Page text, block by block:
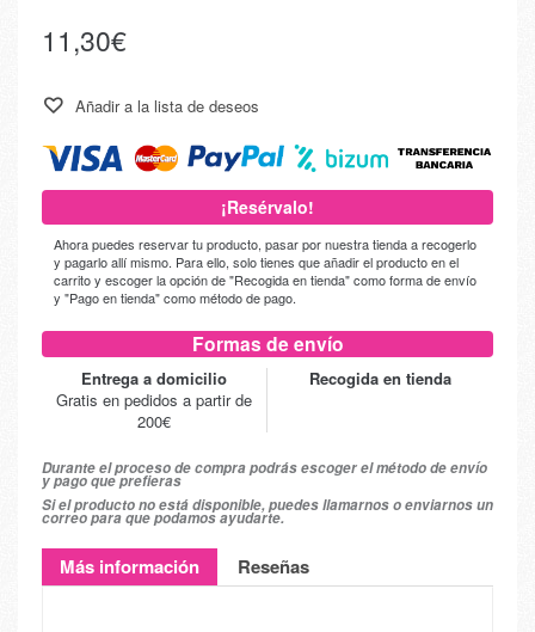
11,30€
Añadir a la lista de deseos
¡Resérvalo!
Ahora puedes reservar tu producto, pasar por nuestra tienda a recogerlo
y pagarlo allí mismo. Para ello, solo tienes que añadir el producto en el
carrito y escoger la opción de "Recogida en tienda" como forma de envío
y "Pago en tienda" como método de pago.
Formas de envío
Entrega a domicilio
Gratis en pedidos a partir de
200€
Recogida en tienda
Durante el proceso de compra podrás escoger el método de envío
y pago que prefieras
Si el producto no está disponible, puedes llamarnos o enviarnos un
correo para que podamos ayudarte.
Más información Reseñas